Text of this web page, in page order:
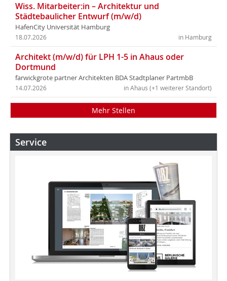
Wiss. Mitarbeiter:in – Architektur und
Städtebaulicher Entwurf (m/w/d)
HafenCity Universität Hamburg
in Hamburg
18.07.2026
Architekt (m/w/d) für LPH 1-5 in Ahaus oder
Dortmund
farwickgrote partner Architekten BDA Stadtplaner PartmbB
in Ahaus (+1 weiterer Standort)
14.07.2026
Mehr Stellen
Service